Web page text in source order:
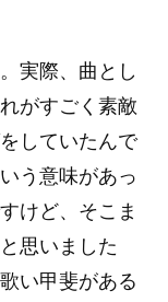
実際、曲とし
がすごく素敵
していたんで
う意味があっ
けど、そこま
思いました
い甲斐がある